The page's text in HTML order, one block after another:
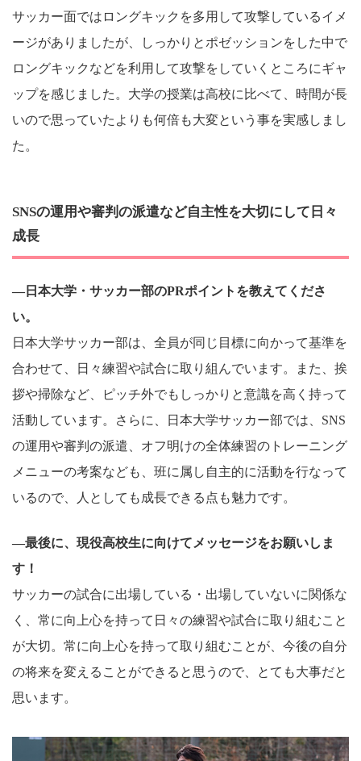
サッカー面ではロングキックを多用して攻撃しているイメ
ージがありましたが、しっかりとポゼッションをした中で
ロングキックなどを利用して攻撃をしていくところにギャ
ップを感じました。大学の授業は高校に比べて、時間が長
いので思っていたよりも何倍も大変という事を実感しまし
た。
SNSの運用や審判の派遣など自主性を大切にして日々
成長
―日本大学・サッカー部のPRポイントを教えてくださ
い。
日本大学サッカー部は、全員が同じ目標に向かって基準を
合わせて、日々練習や試合に取り組んでいます。また、挨
拶や掃除など、ピッチ外でもしっかりと意識を高く持って
活動しています。さらに、日本大学サッカー部では、SNS
の運用や審判の派遣、オフ明けの全体練習のトレーニング
メニューの考案なども、班に属し自主的に活動を行なって
いるので、人としても成長できる点も魅力です。
―最後に、現役高校生に向けてメッセージをお願いしま
す！
サッカーの試合に出場している・出場していないに関係な
く、常に向上心を持って日々の練習や試合に取り組むこと
が大切。常に向上心を持って取り組むことが、今後の自分
の将来を変えることができると思うので、とても大事だと
思います。